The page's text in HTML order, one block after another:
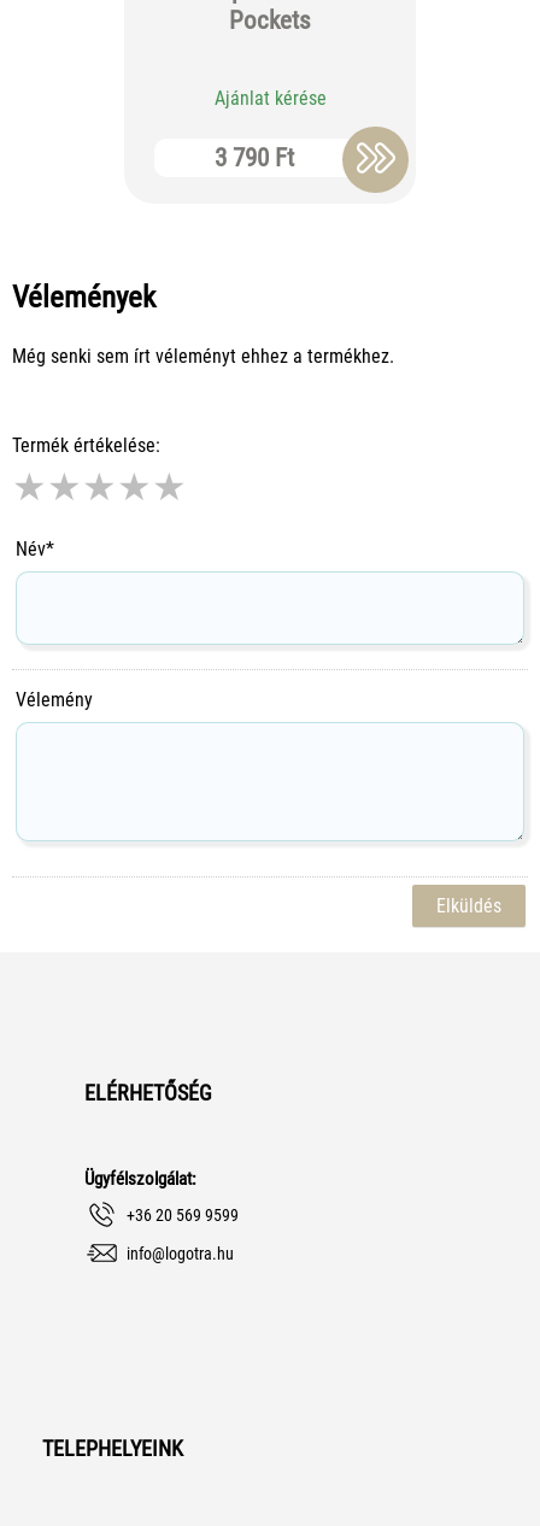
Pockets
Ajánlat kérése
3 790 Ft
Vélemények
Még senki sem írt véleményt ehhez a termékhez.
Termék értékelése:
★★★★★
Név*
Vélemény
ELÉRHETŐSÉG
Ügyfélszolgálat:
+36 20 569 9599
info@logotra.hu
TELEPHELYEINK